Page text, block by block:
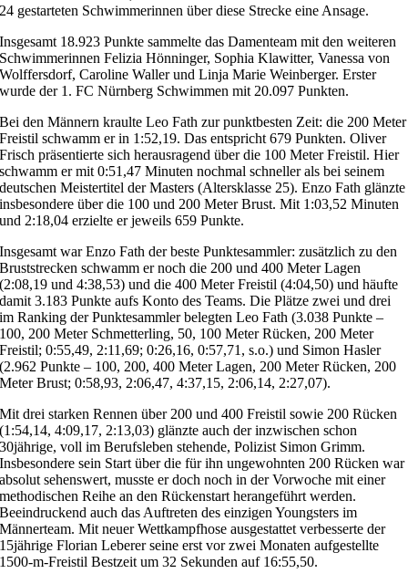
24 gestarteten Schwimmerinnen über diese Strecke eine Ansage.
Insgesamt 18.923 Punkte sammelte das Damenteam mit den weiteren
Schwimmerinnen Felizia Hönninger, Sophia Klawitter, Vanessa von
Wolffersdorf, Caroline Waller und Linja Marie Weinberger. Erster
wurde der 1. FC Nürnberg Schwimmen mit 20.097 Punkten.
Bei den Männern kraulte Leo Fath zur punktbesten Zeit: die 200 Meter
Freistil schwamm er in 1:52,19. Das entspricht 679 Punkten. Oliver
Frisch präsentierte sich herausragend über die 100 Meter Freistil. Hier
schwamm er mit 0:51,47 Minuten nochmal schneller als bei seinem
deutschen Meistertitel der Masters (Altersklasse 25). Enzo Fath glänzte
insbesondere über die 100 und 200 Meter Brust. Mit 1:03,52 Minuten
und 2:18,04 erzielte er jeweils 659 Punkte.
Insgesamt war Enzo Fath der beste Punktesammler: zusätzlich zu den
Bruststrecken schwamm er noch die 200 und 400 Meter Lagen
(2:08,19 und 4:38,53) und die 400 Meter Freistil (4:04,50) und häufte
damit 3.183 Punkte aufs Konto des Teams. Die Plätze zwei und drei
im Ranking der Punktesammler belegten Leo Fath (3.038 Punkte –
100, 200 Meter Schmetterling, 50, 100 Meter Rücken, 200 Meter
Freistil; 0:55,49, 2:11,69; 0:26,16, 0:57,71, s.o.) und Simon Hasler
(2.962 Punkte – 100, 200, 400 Meter Lagen, 200 Meter Rücken, 200
Meter Brust; 0:58,93, 2:06,47, 4:37,15, 2:06,14, 2:27,07).
Mit drei starken Rennen über 200 und 400 Freistil sowie 200 Rücken
(1:54,14, 4:09,17, 2:13,03) glänzte auch der inzwischen schon
30jährige, voll im Berufsleben stehende, Polizist Simon Grimm.
Insbesondere sein Start über die für ihn ungewohnten 200 Rücken war
absolut sehenswert, musste er doch noch in der Vorwoche mit einer
methodischen Reihe an den Rückenstart herangeführt werden.
Beeindruckend auch das Auftreten des einzigen Youngsters im
Männerteam. Mit neuer Wettkampfhose ausgestattet verbesserte der
15jährige Florian Leberer seine erst vor zwei Monaten aufgestellte
1500-m-Freistil Bestzeit um 32 Sekunden auf 16:55,50.